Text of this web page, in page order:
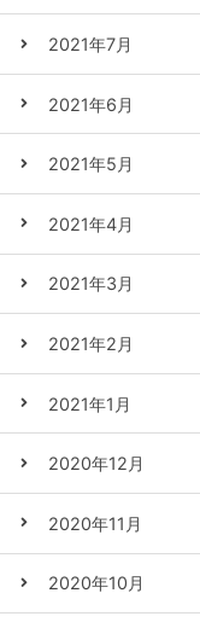
2021年7月
2021年6月
2021年5月
2021年4月
2021年3月
2021年2月
2021年1月
2020年12月
2020年11月
2020年10月